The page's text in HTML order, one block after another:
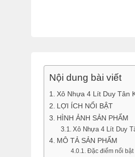
Nội dung bài viết
Xô Nhựa 4 Lít Duy Tân
LỢI ÍCH NỔI BẬT
HÌNH ẢNH SẢN PHẨM
Xô Nhựa 4 Lít Duy
MÔ TẢ SẢN PHẨM
Đặc điểm nổi bật